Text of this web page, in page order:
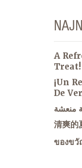
A
Treat!
¡Un
De
清爽的
ของข